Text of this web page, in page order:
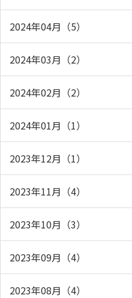
2024年04月（5）
2024年03月（2）
2024年02月（2）
2024年01月（1）
2023年12月（1）
2023年11月（4）
2023年10月（3）
2023年09月（4）
2023年08月（4）